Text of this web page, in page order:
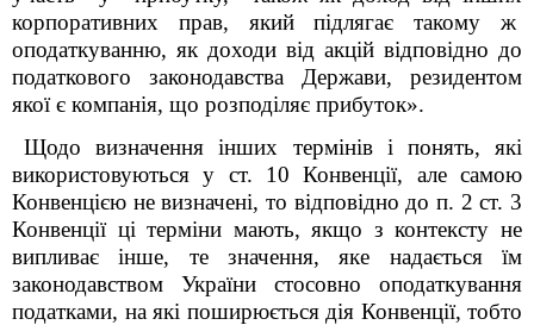
корпоративних прав, який підлягає такому ж
оподаткуванню, як доходи від акцій відповідно до
податкового законодавства Держави, резидентом
якої є компанія, що розподіляє прибуток».
Щодо визначення інших термінів і понять, які
використовуються у ст. 10 Конвенції, але самою
Конвенцією не визначені, то відповідно до п. 2 ст. 3
Конвенції ці терміни мають, якщо з контексту не
випливає інше, те значення, яке надається їм
законодавством України стосовно оподаткування
податками, на які поширюється дія Конвенції, тобто